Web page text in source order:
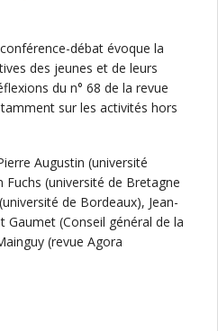
débat évoque la
des jeunes et de leurs
du n° 68 de la revue
sur les activités hors
Augustin (université
Fuchs (université de Bretagne
de Bordeaux), Jean-
Gaumet (Conseil général de la
(revue Agora